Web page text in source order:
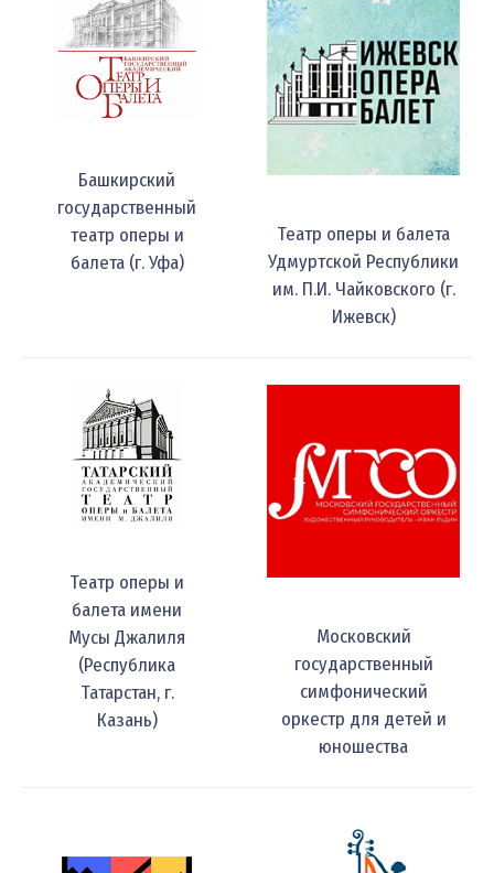
Башкирский
государственный
театр оперы и
балета (г. Уфа)
Театр оперы и балета
Удмуртской Республики
им. П.И. Чайковского (г.
Ижевск)
Театр оперы и
балета имени
Мусы Джалиля
(Республика
Татарстан, г.
Казань)
Московский
государственный
симфонический
оркестр для детей и
юношества